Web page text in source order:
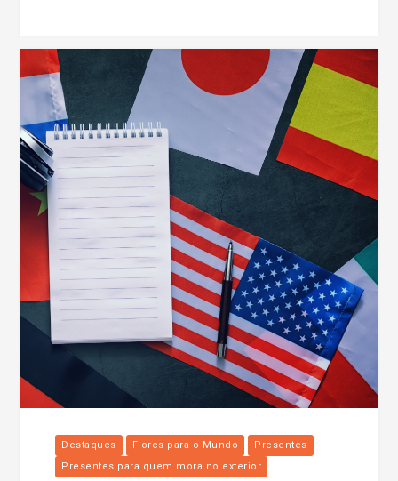
Destaques Flores para o Mundo
Presentes
Presentes para quem mora no exterior